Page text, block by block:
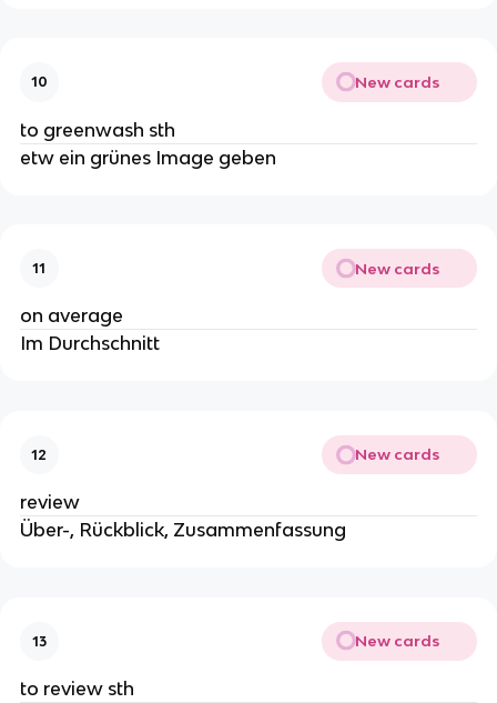
10 New cards
to greenwash sth
etw ein grünes Image geben
11 New cards
on average
Im Durchschnitt
12 New cards
review
Über-, Rückblick, Zusammenfassung
13 New cards
to review sth